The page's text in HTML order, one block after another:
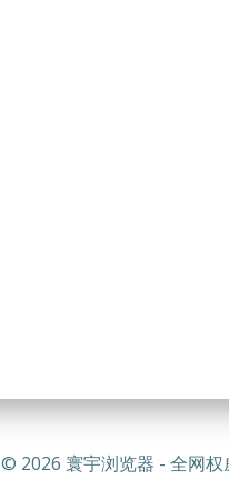
© 2026 寰宇浏览器 - 全网